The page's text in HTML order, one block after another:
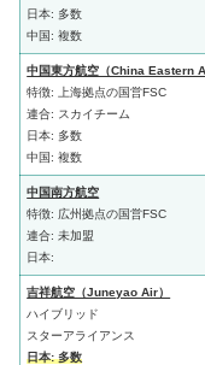
日本: 多数
中国: 複数
中国東方航空（China Eastern
特徴: 上海拠点の国営FSC
連合: スカイチーム
日本: 多数
中国: 複数
中国南方航空
特徴: 広州拠点の国営FSC
連合: 未加盟
日本:
吉祥航空（Juneyao Air）
ハイブリッド
スターアライアンス
日本: 多数